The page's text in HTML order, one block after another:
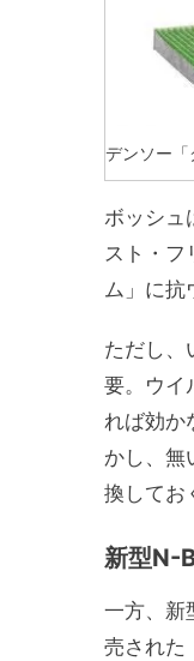
デンソー「
ボッシュ
スト・
ム」に抗
ただし、
要。ウイ
れば効か
かし、無
換してお
新型N-
一方、新
売された